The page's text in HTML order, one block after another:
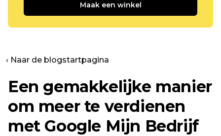
Maak een winkel
‹ Naar de blogstartpagina
Een gemakkelijke manier
om meer te verdienen
met Google Mijn Bedrijf